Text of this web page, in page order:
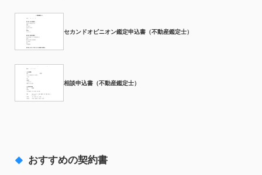
セカンドオピニオン鑑定申込書（不動産鑑定士）
相談申込書（不動産鑑定士）
おすすめの契約書